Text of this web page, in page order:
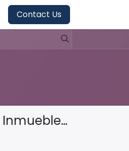
Contact Us
Evaluación despliegue Procedimiento de Captación de Inmuebles (GCOM‑PD002)